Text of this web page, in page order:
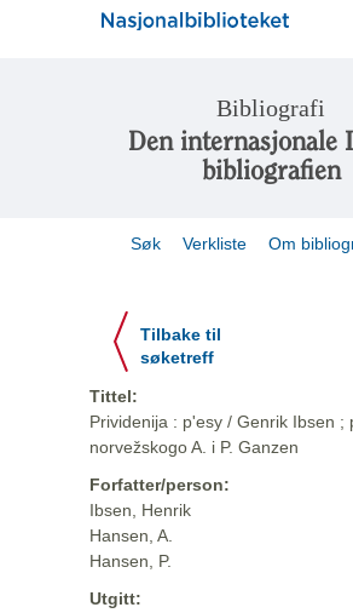
Bibliografi
Den internasjonale
bibliografien
Søk Verkliste Om
Tilbake til
søketreff
Tittel:
Prividenija : p'esy / Genrik Ibsen ;
norvežskogo A. i P. Ganzen
Forfatter/person:
Ibsen, Henrik
Hansen, A.
Hansen, P.
Utgitt: